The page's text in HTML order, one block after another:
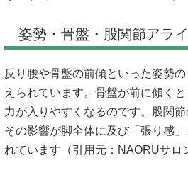
姿勢・骨盤・股関節アラ
反り腰や骨盤の前傾といった姿勢
えられています。骨盤が前に傾く
力が入りやすくなるのです。股関節
その影響が脚全体に及び「張り感
れています（引用元： NAORUサロ